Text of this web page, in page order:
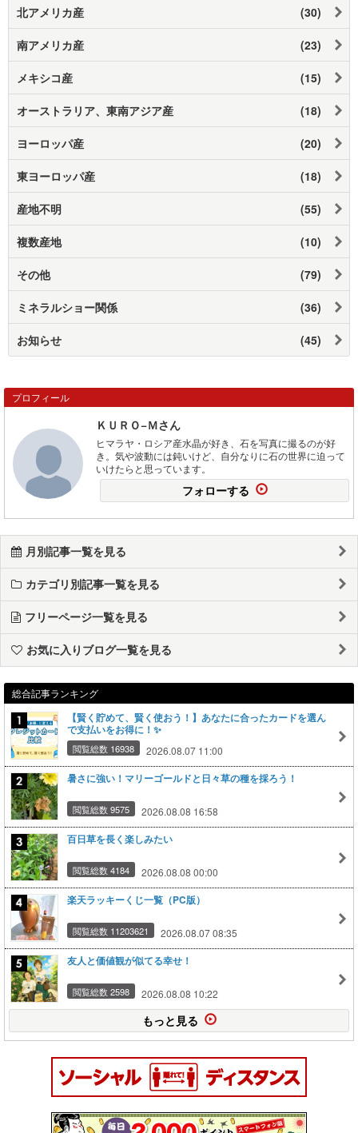
北アメリカ産 (30)
南アメリカ産 (23)
メキシコ産 (15)
オーストラリア、東南アジア産 (18)
ヨーロッパ産 (20)
東ヨーロッパ産 (18)
産地不明 (55)
複数産地 (10)
その他 (79)
ミネラルショー関係 (36)
お知らせ (45)
プロフィール
ＫＵＲＯ−Ｍさん
ヒマラヤ・ロシア産水晶が好き、石を写真に撮るのが好
き。気や波動には鈍いけど、自分なりに石の世界に迫って
いけたらと思っています。
フォローする
月別記事一覧を見る
カテゴリ別記事一覧を見る
フリーページ一覧を見る
お気に入りブログ一覧を見る
総合記事ランキング
【賢く貯めて、賢く使おう！】あなたに合ったカードを選ん
で支払いをお得に！✨
閲覧総数 16938 2026.08.07 11:00
暑さに強い！マリーゴールドと日々草の種を採ろう！
閲覧総数 9575 2026.08.08 16:58
百日草を長く楽しみたい
閲覧総数 4184 2026.08.08 00:00
楽天ラッキーくじ一覧（PC版）
閲覧総数 11203621 2026.08.07 08:35
友人と価値観が似てる幸せ！
閲覧総数 2598 2026.08.08 10:22
もっと見る